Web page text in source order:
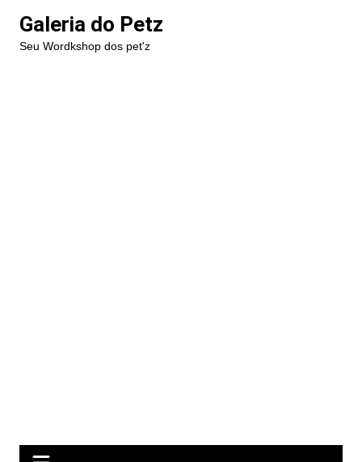
paraGaleria do Petz
Seu Wordkshop dos pet'z